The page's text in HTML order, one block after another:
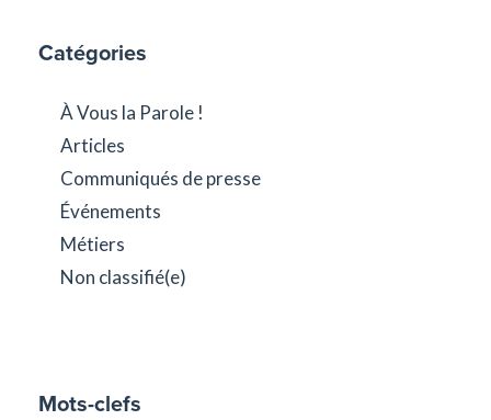
Catégories
À Vous la Parole !
Articles
Communiqués de presse
Événements
Métiers
Non classifié(e)
Mots-clefs